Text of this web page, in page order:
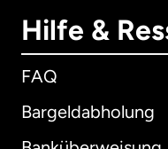
Hilfe &
FAQ
Bargeldabholung